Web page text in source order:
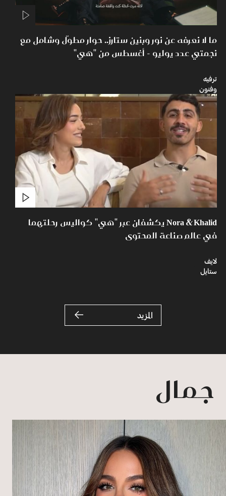
ما لا نعرفه عن نور وبنين ستارز.. حوار مطوّل وشامل مع
نجمتي عدد يوليو - أغسطس من "هي"
ترفيه
وفنون
Nora & Khalid يكشفان عبر "هي" كواليس رحلتهما
في عالم صناعة المحتوى
لايف
ستايل
المزيد
جمال